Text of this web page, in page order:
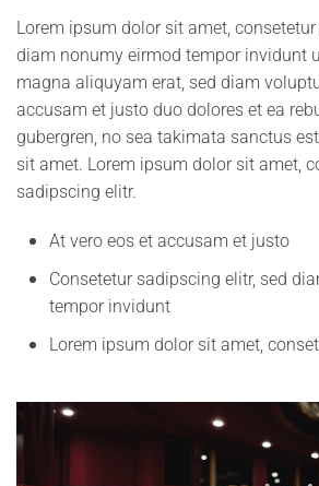
Lorem ipsum dolor sit amet,
diam nonumy eirmod tempor invidunt
magna aliquyam erat, sed diam
accusam et justo duo dolores et ea
gubergren, no sea takimata sanctus
sit amet. Lorem ipsum dolor sit amet,
sadipscing elitr.
At vero eos et accusam et justo
Consetetur sadipscing elitr, sed
tempor invidunt
Lorem ipsum dolor sit amet,